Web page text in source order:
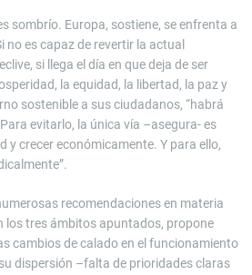
sombrío. Europa, sostiene, se enfrenta a
no es capaz de revertir la actual
si llega el día en que deja de ser
la equidad, la libertad, la paz y
sostenible a sus ciudadanos, “habrá
evitarlo, la única vía –asegura- es
y crecer económicamente. Y para ello,
recomendaciones en materia
los tres ámbitos apuntados, propone
cambios de calado en el funcionamiento
dispersión –falta de prioridades claras